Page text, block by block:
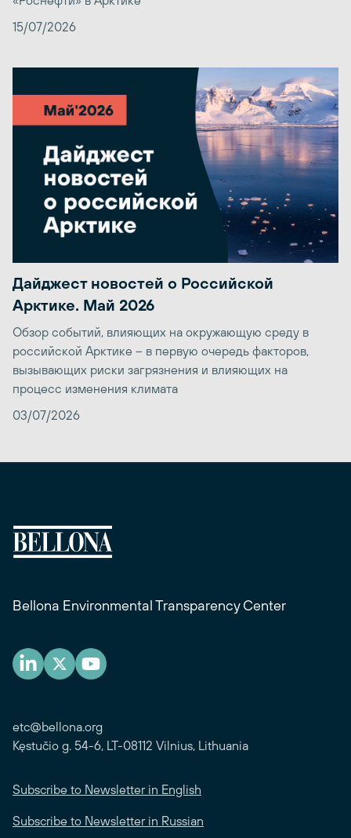
15/07/2026
Дайджест новостей о Российской
Арктике. Май 2026
Обзор событий, влияющих на окружающую среду в
российской Арктике – в первую очередь факторов,
вызывающих риски загрязнения и влияющих на
процесс изменения климата
03/07/2026
Bellona Environmental Transparency Center
etc@bellona.org
Kęstučio g. 54-6, LT-08112 Vilnius, Lithuania
Subscribe to Newsletter in English
Subscribe to Newsletter in Russian